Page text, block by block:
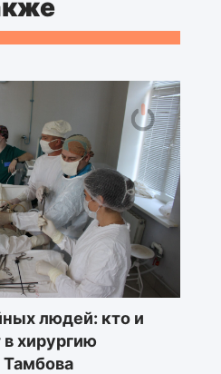
людей: кто и
хирургию